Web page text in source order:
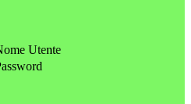
Utente